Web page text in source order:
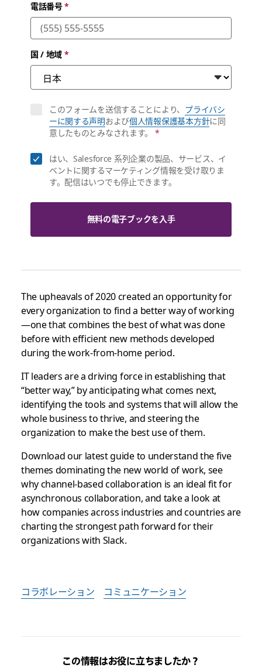
電話番号*
国 / 地域 *
このフォームを送信することにより、 プライバシ
ーに関する声明および個人情報保護基本方針に同
意したものとみなされます。
*
はい、Salesforce 系列企業の製品、サービス、イ
ベントに関するマーケティング情報を受け取りま
す。配信はいつでも停止できます。
無料の電子ブックを入手
The upheavals of 2020 created an opportunity for
every organization to find a better way of working
—one that combines the best of what was done
before with efficient new methods developed
during the work-from-home period.
IT leaders are a driving force in establishing that
“better way,” by anticipating what comes next,
identifying the tools and systems that will allow the
whole business to thrive, and steering the
organization to make the best use of them.
Download our latest guide to understand the five
themes dominating the new world of work, see
why channel-based collaboration is an ideal fit for
asynchronous collaboration, and take a look at
how companies across industries and countries are
charting the strongest path forward for their
organizations with Slack.
コラボレーション コミュニケーション
この情報はお役に立ちましたか？